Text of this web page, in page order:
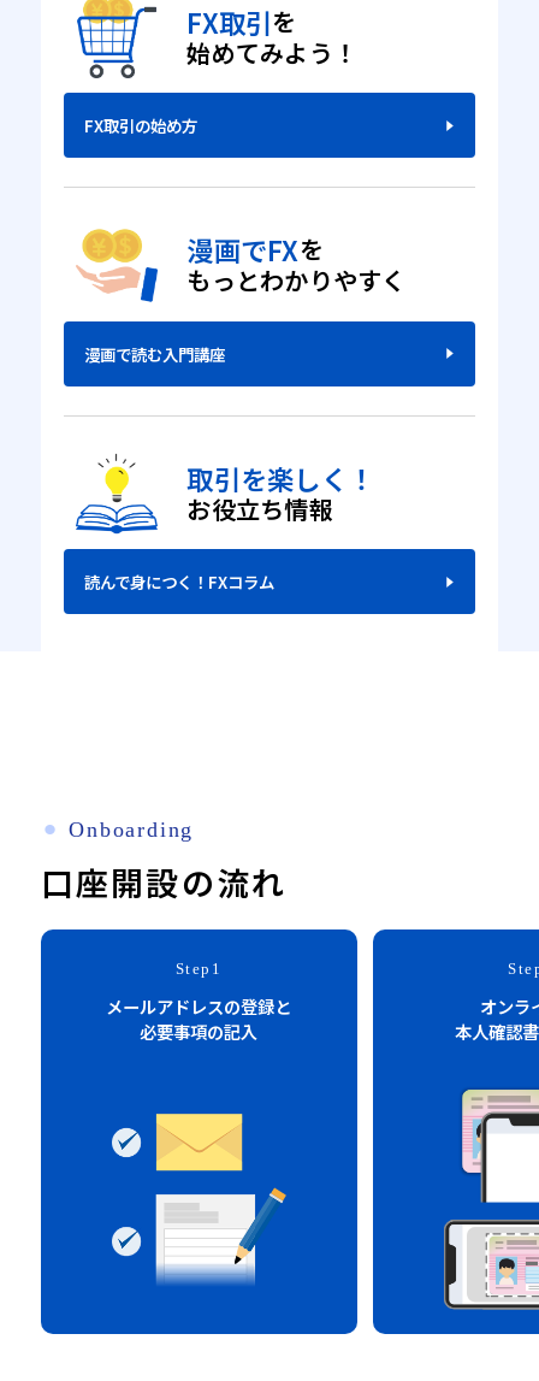
FX取引を
始めてみよう！
FX取引の始め方
漫画でFXを
もっとわかりやすく
漫画で読む入門講座
取引を楽しく！
お役立ち情報
読んで身につく！FXコラム
⚫︎ Onboarding
口座開設の流れ
Step1
メールアドレスの登録と
必要事項の記入
オンラ
本人確認